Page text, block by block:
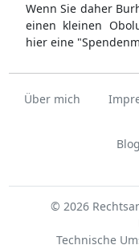
Wenn Sie daher
einen kleinen
hier eine
Über mich
Blog
© 2026
Technische